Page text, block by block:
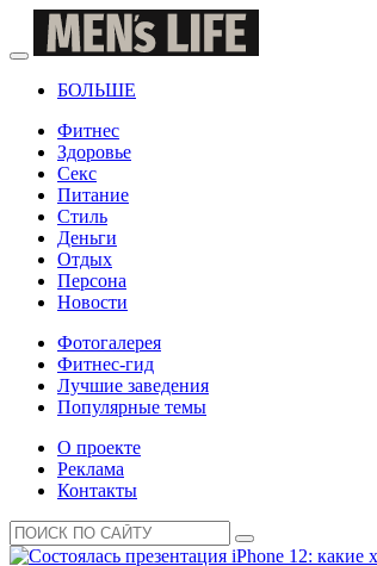
БОЛЬШЕ
Фитнес
Здоровье
Секс
Питание
Стиль
Деньги
Отдых
Персона
Новости
Фотогалерея
Фитнес-гид
Лучшие заведения
Популярные темы
О проекте
Реклама
Контакты